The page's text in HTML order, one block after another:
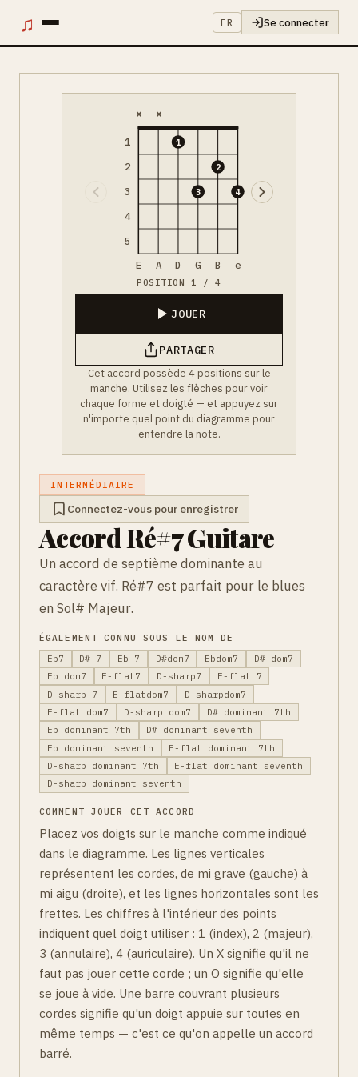
♫ FR Se connecter
1
2
3
4
5
× ×
1
3
2
4
E A D G B e
POSITION 1 / 4
JOUER
PARTAGER
Cet accord possède 4 positions sur le
manche. Utilisez les flèches pour voir
chaque forme et doigté — et appuyez sur
n'importe quel point du diagramme pour
entendre la note.
INTERMÉDIAIRE
Connectez-vous pour enregistrer
Accord Ré#7 Guitare
Un accord de septième dominante au
caractère vif. Ré#7 est parfait pour le blues
en Sol# Majeur.
ÉGALEMENT CONNU SOUS LE NOM DE
Eb7
D# 7 Eb 7 D#dom7 Ebdom7
D# dom7
Eb dom7
E-flat7 D-sharp7
E-flat 7
D-sharp 7
E-flatdom7
D-sharpdom7
E-flat dom7
D-sharp dom7
D# dominant 7th
Eb dominant 7th
D# dominant seventh
Eb dominant seventh
E-flat dominant 7th
D-sharp dominant 7th
E-flat dominant seventh
D-sharp dominant seventh
COMMENT JOUER CET ACCORD
Placez vos doigts sur le manche comme indiqué
dans le diagramme. Les lignes verticales
représentent les cordes, de mi grave (gauche) à
mi aigu (droite), et les lignes horizontales sont les
frettes. Les chiffres à l'intérieur des points
indiquent quel doigt utiliser : 1 (index), 2 (majeur),
3 (annulaire), 4 (auriculaire). Un X signifie qu'il ne
faut pas jouer cette corde ; un O signifie qu'elle
se joue à vide. Une barre couvrant plusieurs
cordes signifie qu'un doigt appuie sur toutes en
même temps — c'est ce qu'on appelle un accord
barré.